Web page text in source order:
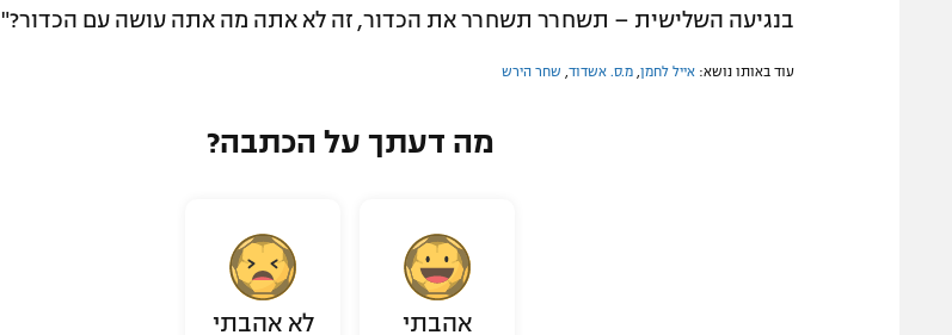
בנגיעה השלישית – תשחרר תשחרר את הכדור, זה לא אתה מה אתה עושה עם הכדור?"
עוד באותו נושא: אייל לחמן מ.ס. אשדוד שחר הירש
מה דעתך על הכתבה?
אהבתי לא אהבתי